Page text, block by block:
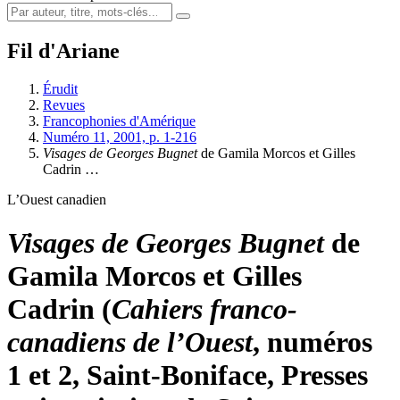
Fil d'Ariane
Érudit
Revues
Francophonies d'Amérique
Numéro 11, 2001, p. 1-216
Visages de Georges Bugnetde Gamila Morcos et Gilles
Cadrin …
L’Ouest canadien
Visages de Georges Bugnetde
Gamila Morcos et Gilles
Cadrin (Cahiers franco-
canadiens de l’Ouest, numéros
1 et 2, Saint-Boniface, Presses